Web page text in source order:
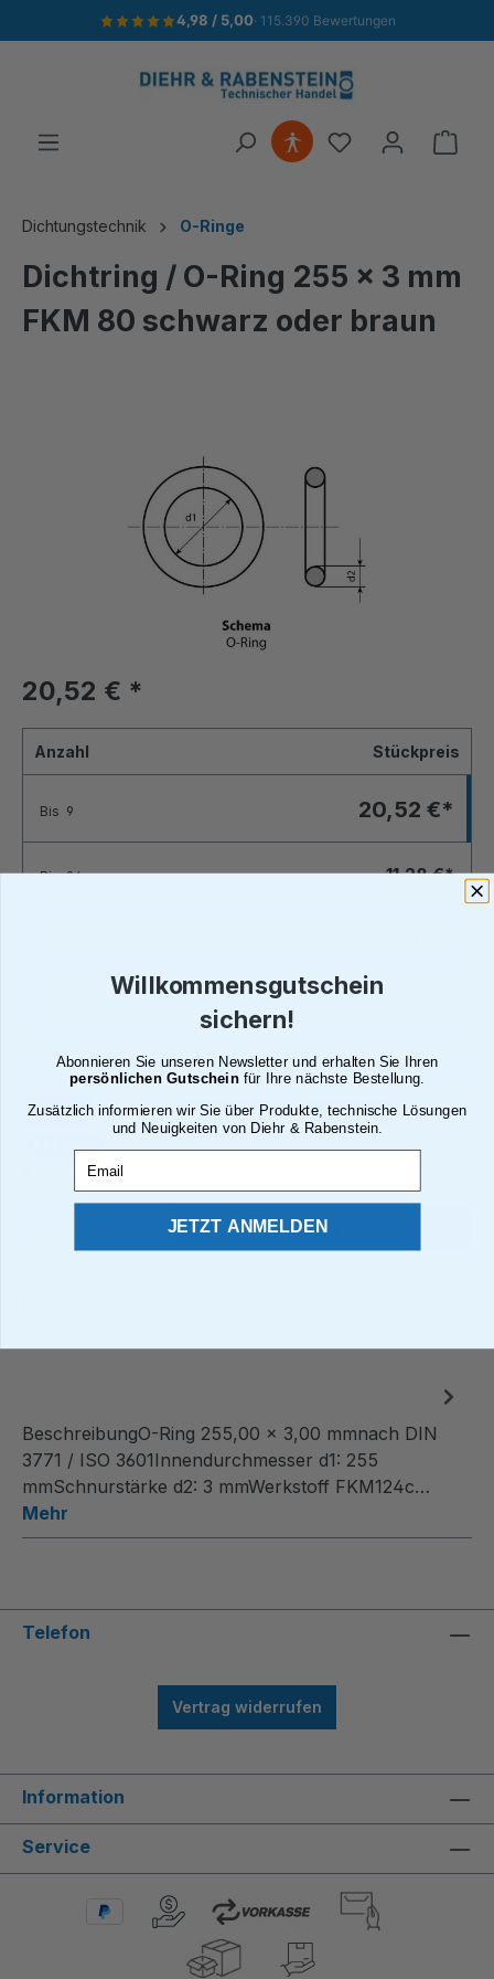
springen 4,98 / 5,00· 115.390 Bewertungen
Dichtungstechnik O-Ringe
Dichtring / O-Ring 255 x 3 mm
FKM 80 schwarz oder braun
20,52 € *
Anzahl Stückpreis
Bis 9 20,52 €*
Bis 24 11,28 €*
Alle Preise inkl. gesetzl. Mehrwertsteuer zzgl. Versandkosten
Brutto Netto Paketversand
Deutsche Post
Sofort verfügbar, Lieferzeit: 2 - 4 Tage¹
Produkt Anzahl: Gib den
In den Warenkorb
BeschreibungO-Ring 255,00 x 3,00 mmnach DIN
3771 / ISO 3601Innendurchmesser d1: 255
mmSchnurstärke d2: 3 mmWerkstoff FKM124c…
Mehr
Telefon
Vertrag widerrufen
Information
Service
Willkommensgutschein
sichern!
Abonnieren Sie unseren Newsletter und erhalten Sie Ihren
persönlichen Gutscheinfür Ihre nächste Bestellung.
Zusätzlich informieren wir Sie über Produkte, technische Lösungen
und Neuigkeiten von Diehr & Rabenstein.
JETZT ANMELDEN